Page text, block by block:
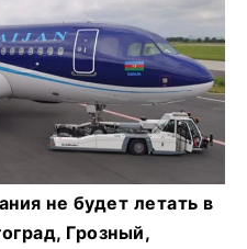
не будет летать в
Грозный,